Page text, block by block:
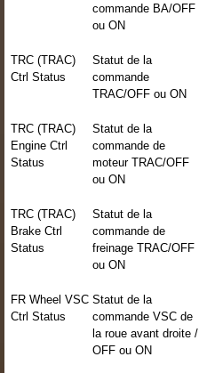
commande BA/OFF
ou ON
TRC (TRAC)
Ctrl Status
Statut de la
commande
TRAC/OFF ou ON
TRC (TRAC)
Engine Ctrl
Status
Statut de la
commande de
moteur TRAC/OFF
ou ON
TRC (TRAC)
Brake Ctrl
Status
Statut de la
commande de
freinage TRAC/OFF
ou ON
FR Wheel VSC
Ctrl Status
Statut de la
commande VSC de
la roue avant droite /
OFF ou ON